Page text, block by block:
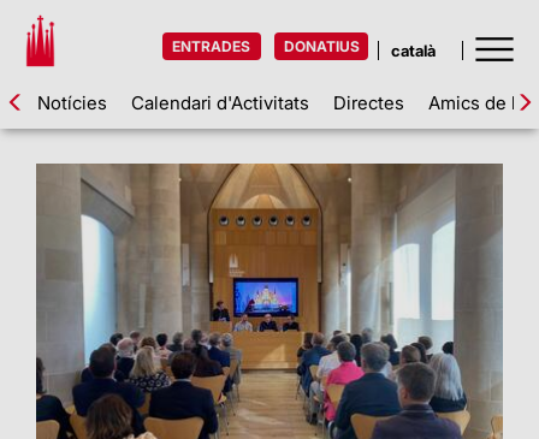
ENTRADES DONATIUS
Notícies Calendari d'Activitats Directes Amics de la